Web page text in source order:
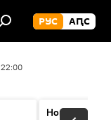
РУС АԤС
22:00
Новости